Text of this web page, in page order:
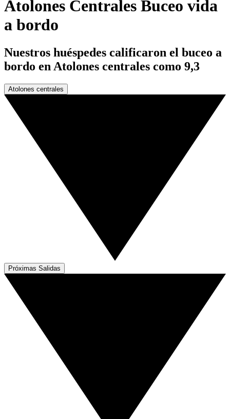
Atolones Centrales Buceo vida
a bordo
Nuestros huéspedes calificaron el buceo a
bordo en Atolones centrales como 9,3
Atolones centrales
Próximas Salidas